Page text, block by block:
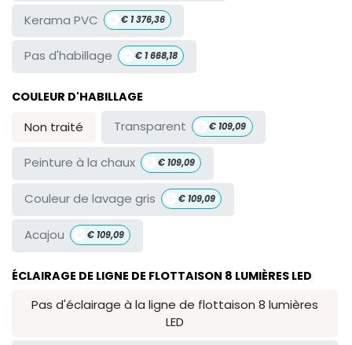
Kerama PVC € 1 376,36
Pas d'habillage € 1 668,18
COULEUR D'HABILLAGE
Non traité Transparent € 109,09
Peinture à la chaux € 109,09
Couleur de lavage gris € 109,09
Acajou € 109,09
ÉCLAIRAGE DE LIGNE DE FLOTTAISON 8 LUMIÈRES LED
Pas d'éclairage à la ligne de flottaison 8 lumières
LED